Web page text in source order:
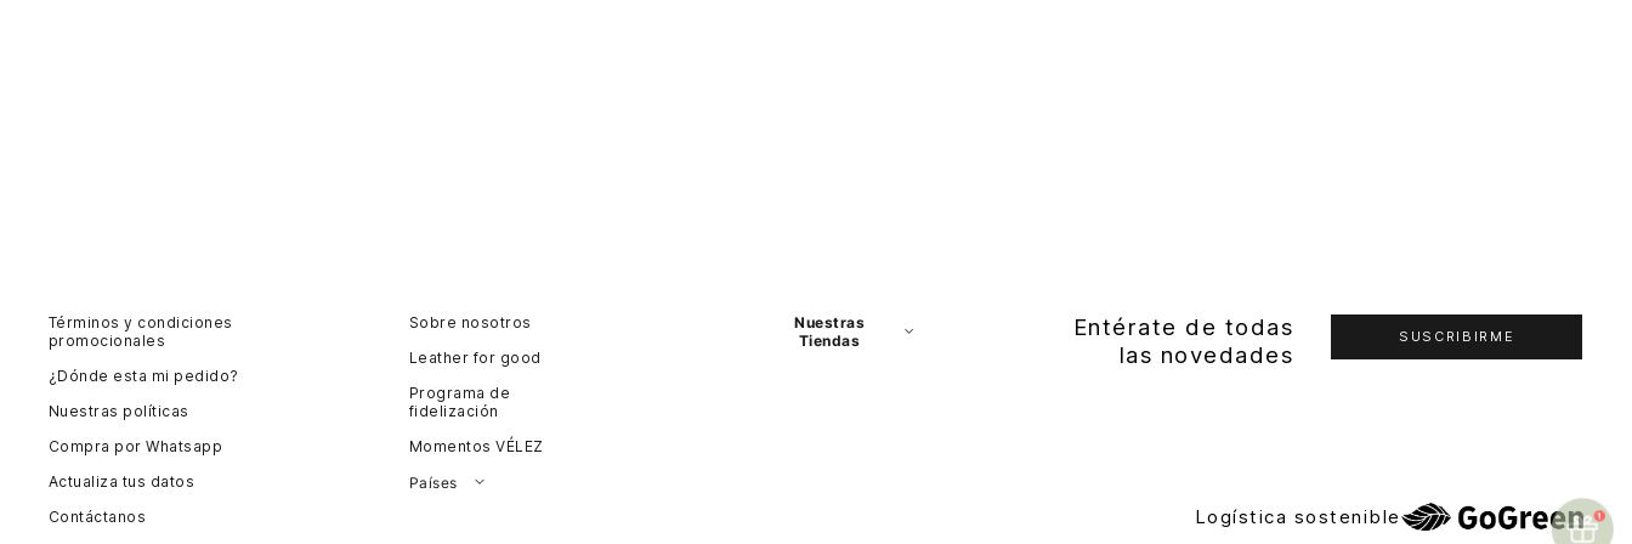
Entérate de todas
las novedades
SUSCRIBIRME
Términos y condiciones
promocionales
¿Dónde esta mi pedido?
Nuestras políticas
Compra por Whatsapp
Actualiza tus datos
Contáctanos
Sobre nosotros
Leather for good
Programa de
fidelización
Momentos VÉLEZ
Países
Nuestras
Tiendas
Logística sostenible